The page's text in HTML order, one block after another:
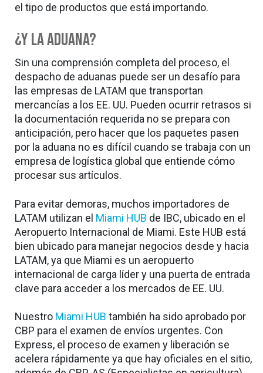
el tipo de productos que está importando.
¿Y la Aduana?
Sin una comprensión completa del proceso, el
despacho de aduanas puede ser un desafío para
las empresas de LATAM que transportan
mercancías a los EE. UU. Pueden ocurrir retrasos si
la documentación requerida no se prepara con
anticipación, pero hacer que los paquetes pasen
por la aduana no es difícil cuando se trabaja con un
empresa de logística global que entiende cómo
procesar sus artículos.
Para evitar demoras, muchos importadores de
LATAM utilizan el Miami HUB de IBC, ubicado en el
Aeropuerto Internacional de Miami. Este HUB está
bien ubicado para manejar negocios desde y hacia
LATAM, ya que Miami es un aeropuerto
internacional de carga líder y una puerta de entrada
clave para acceder a los mercados de EE. UU.
Nuestro Miami HUB también ha sido aprobado por
CBP para el examen de envíos urgentes. Con
Express, el proceso de examen y liberación se
acelera rápidamente ya que hay oficiales en el sitio,